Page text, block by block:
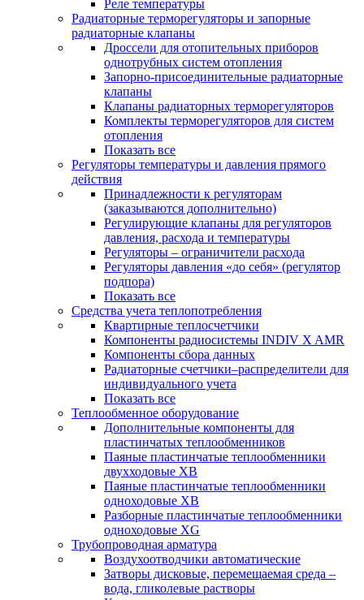
Реле температуры
Радиаторные терморегуляторы и запорные
радиаторные клапаны
Дроссели для отопительных приборов
однотрубных систем отопления
Запорно-присоединительные радиаторные
клапаны
Клапаны радиаторных терморегуляторов
Комплекты терморегуляторов для систем
отопления
Показать все
Регуляторы температуры и давления прямого
действия
Принадлежности к регуляторам
(заказываются дополнительно)
Регулирующие клапаны для регуляторов
давления, расхода и температуры
Регуляторы – ограничители расхода
Регуляторы давления «до себя» (регулятор
подпора)
Показать все
Средства учета теплопотребления
Квартирные теплосчетчики
Компоненты радиосистемы INDIV X AMR
Компоненты сбора данных
Радиаторные счетчики–распределители для
индивидуального учета
Показать все
Теплообменное оборудование
Дополнительные компоненты для
пластинчатых теплообменников
Паяные пластинчатые теплообменники
двухходовые XB
Паяные пластинчатые теплообменники
одноходовые ХВ
Разборные пластинчатые теплообменники
одноходовые ХG
Трубопроводная арматура
Воздухоотводчики автоматические
Затворы дисковые, перемещаемая среда –
вода, гликолевые растворы